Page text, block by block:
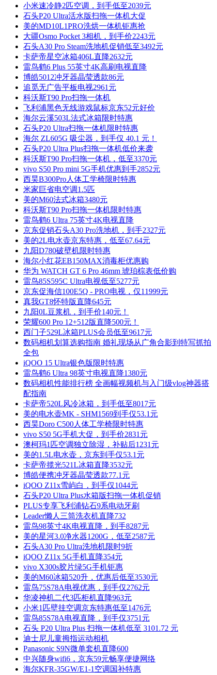
小米速冷静2匹空调，到手低至2039元
石头P20 Ultra活水版扫拖一体机大促
美的MD10L1PRO洗烘一体机钜惠抢
大疆Osmo Pocket 3相机，到手价2243元
石头A30 Pro Steam洗地机促销低至3492元
卡萨帝星空冰箱406L直降2632元
雷鸟鹤6 Plus 55英寸4K高刷电视直降
博皓5012冲牙器晶莹透款86元
追觅无广告平板电视2961元
科沃斯T90 Pro扫拖一体机
飞利浦黑色无线游戏鼠标京东52元好价
海尔云溪503L法式冰箱限时特惠
石头P20 Ultra扫拖一体机限时特惠
海尔 ZL605G 吸尘器，到手仅 40.1 元！
石头P20 Ultra Plus扫拖一体机低价来袭
科沃斯T90 Pro扫拖一体机，低至3370元
vivo S50 Pro mini 5G手机优惠到手2852元
西昊B300Pro人体工学椅限时特惠
米家巨省电空调1.5匹
美的M60法式冰箱3480元
科沃斯T90 Pro扫拖一体机限时特惠
雷鸟鹤6 Ultra 75英寸4K电视直降
京东促销石头A30 Pro洗地机，到手2327元
美的2L电水壶京东特惠，低至67.64元
九阳D780破壁机限时特惠
海尔小红花EB150MAX消毒柜优惠购
华为 WATCH GT 6 Pro 46mm 琥珀棕表低价购
雷鸟85S595C Ultra电视低至5277元
京东促海信100E5Q - PRO电视，仅11999元
真我GT8怀特版直降645元
九阳0L豆浆机，到手价140元！
荣耀600 Pro 12+512版直降500元！
西门子529L冰箱PLUS会员低至9617元
数码相机划算选购指南 婚礼现场从广角合影到特写抓拍
全包
iQOO 15 Ultra银色版限时特惠
雷鸟鹤6 Ultra 98英寸电视直降1380元
数码相机性能排行榜 全画幅视频机与入门级vlog神器搭
配指南
卡萨帝520L风冷冰箱，到手低至8017元
美的电水壶MK - SHM1569到手仅53.1元
西昊Doro C500人体工学椅限时特惠
vivo S50 5G手机大促，到手价2831元
澳柯玛1匹空调独立除湿，补贴后1231元
美的1.5L电水壶，京东到手仅53.1元
卡萨帝揽光521L冰箱直降3532元
博皓便携冲牙器晶莹透款77.1元
iQOO Z11x雪屿白，到手仅1044元
石头P20 Ultra Plus水箱版扫拖一体机促销
PLUS专享飞利浦钻石9系电动牙刷
Leader懒人三筒洗衣机直降732
雷鸟98英寸4K电视直降，到手8287元
美的星河3.0净水器1200G，低至2587元
石头A30 Pro Ultra洗地机限时9折
iQOO Z11x 5G手机直降354元
vivo X300s胶片绿5G手机钜惠
美的M60冰箱520升，优惠后低至3530元
雷鸟75S78A电视优惠，到手仅2762元
华凌神机二代3匹柜机直降963元
小米1匹壁挂空调京东特惠低至1476元
雷鸟85S78A电视直降，到手仅3751元
石头 P20 Ultra Plus 扫拖一体机低至 3101.72 元
迪士尼儿童拇指运动相机
Panasonic S9N微单套机直降600
中兴随身wifi6，京东59元畅享便捷网络
海尔KFR-35GW/E1-1空调国补特惠